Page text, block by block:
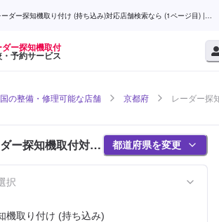
ーダー探知機取り付け (持ち込み)対応店舗検索なら (1ページ目) |
ー探知機取付
予約サービス
の整備・修理可能な店舗 京都府 レーダー探
ー探知機取付対応
ジ目)
都道府県を変更
択
機取り付け (持ち込み)